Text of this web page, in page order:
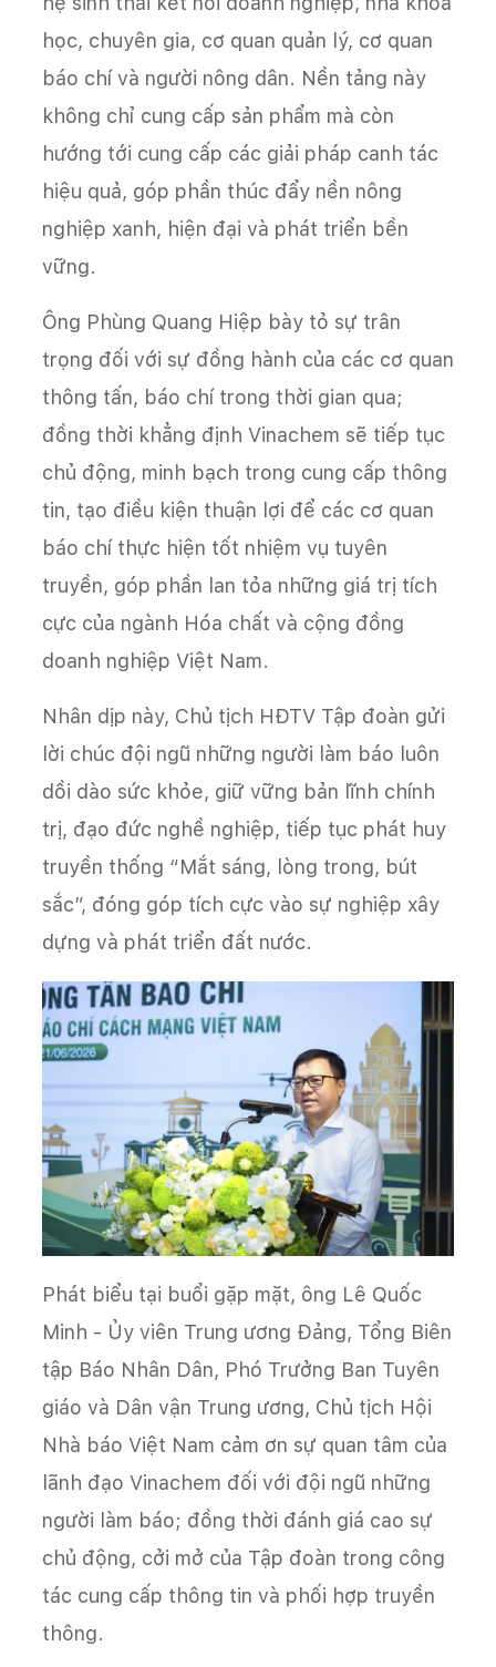
học, chuyên gia, cơ quan quản lý, cơ quan
báo chí và người nông dân. Nền tảng này
không chỉ cung cấp sản phẩm mà còn
hướng tới cung cấp các giải pháp canh tác
hiệu quả, góp phần thúc đẩy nền nông
nghiệp xanh, hiện đại và phát triển bền
vững.
Ông Phùng Quang Hiệp bày tỏ sự trân
trọng đối với sự đồng hành của các cơ quan
thông tấn, báo chí trong thời gian qua;
đồng thời khẳng định Vinachem sẽ tiếp tục
chủ động, minh bạch trong cung cấp thông
tin, tạo điều kiện thuận lợi để các cơ quan
báo chí thực hiện tốt nhiệm vụ tuyên
truyền, góp phần lan tỏa những giá trị tích
cực của ngành Hóa chất và cộng đồng
doanh nghiệp Việt Nam.
Nhân dịp này, Chủ tịch HĐTV Tập đoàn gửi
lời chúc đội ngũ những người làm báo luôn
dồi dào sức khỏe, giữ vững bản lĩnh chính
trị, đạo đức nghề nghiệp, tiếp tục phát huy
truyền thống “Mắt sáng, lòng trong, bút
sắc”, đóng góp tích cực vào sự nghiệp xây
dựng và phát triển đất nước.
Phát biểu tại buổi gặp mặt, ông Lê Quốc
Minh - Ủy viên Trung ương Đảng, Tổng Biên
tập Báo Nhân Dân, Phó Trưởng Ban Tuyên
giáo và Dân vận Trung ương, Chủ tịch Hội
Nhà báo Việt Nam cảm ơn sự quan tâm của
lãnh đạo Vinachem đối với đội ngũ những
người làm báo; đồng thời đánh giá cao sự
chủ động, cởi mở của Tập đoàn trong công
tác cung cấp thông tin và phối hợp truyền
thông.